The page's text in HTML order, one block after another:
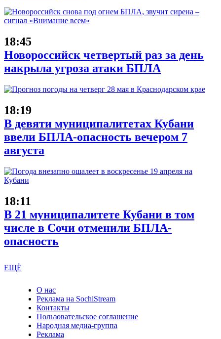
18:45
Новороссийск четвертый раз за день
накрыла угроза атаки БПЛА
18:19
В девяти муниципалитетах Кубани
ввели БПЛА-опасность вечером 7
августа
18:11
В 21 муниципалитете Кубани в том
числе в Сочи отменили БПЛА-
опасность
ЕЩЁ
О нас
Реклама на SochiStream
Контакты
Пользовательское соглашение
Народная медиа-группа
Реклама